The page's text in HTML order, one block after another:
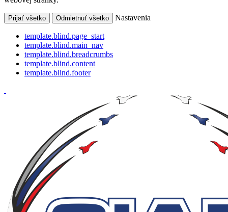
Prijať všetko Odmietnuť všetko Nastavenia
template.blind.page_start
template.blind.main_nav
template.blind.breadcrumbs
template.blind.content
template.blind.footer